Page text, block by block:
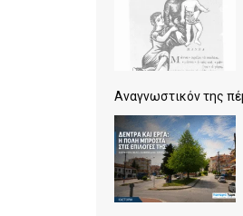
Αναγνωστικόν της